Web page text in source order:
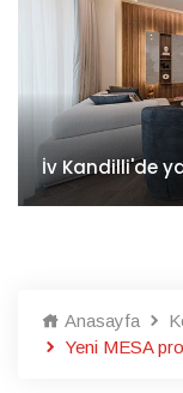
İv Kandilli'de
Anasayfa
Yeni MESA